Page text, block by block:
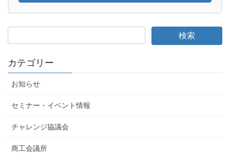
カテゴリー
お知らせ
セミナー・イベント情報
チャレンジ協議会
商工会議所